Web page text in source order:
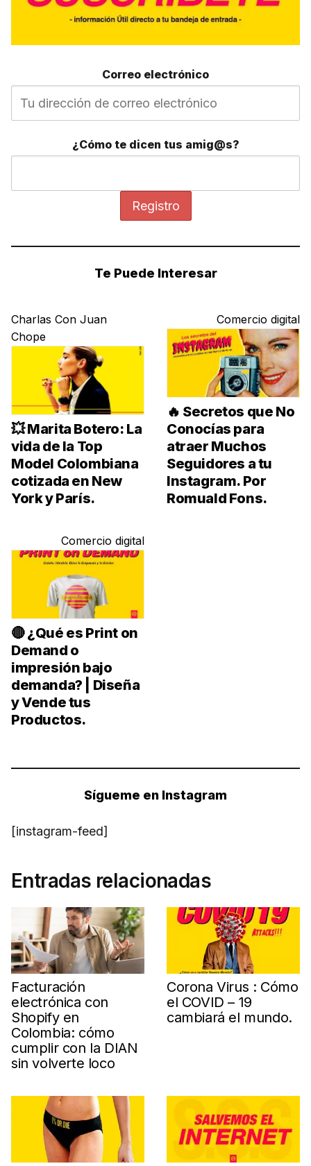
Correo electrónico
¿Cómo te dicen tus amig@s?
Te Puede Interesar
Charlas Con Juan
Chope
💥 Marita Botero: La
vida de la Top
Model Colombiana
cotizada en New
York y París.
Comercio digital
🔥 Secretos que No
Conocías para
atraer Muchos
Seguidores a tu
Instagram. Por
Romuald Fons.
Comercio digital
🔴 ¿Qué es Print on
Demand o
impresión bajo
demanda? | Diseña
y Vende tus
Productos.
Sígueme en Instagram
[instagram-feed]
Entradas relacionadas
Facturación
electrónica con
Shopify en
Colombia: cómo
cumplir con la DIAN
sin volverte loco
Corona Virus : Cómo
el COVID – 19
cambiará el mundo.